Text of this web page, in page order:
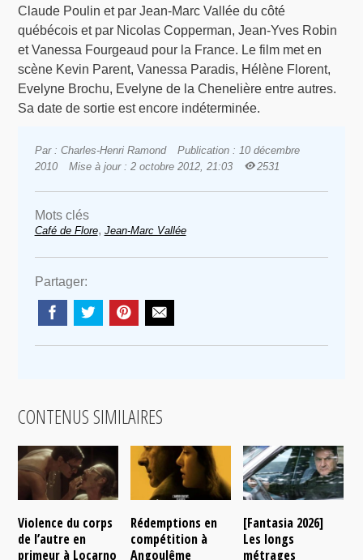
Claude Poulin et par Jean-Marc Vallée du côté
québécois et par Nicolas Copperman, Jean-Yves Robin
et Vanessa Fourgeaud pour la France. Le film met en
scène Kevin Parent, Vanessa Paradis, Hélène Florent,
Evelyne Brochu, Evelyne de la Chenelière entre autres.
Sa date de sortie est encore indéterminée.
Par : Charles-Henri Ramond
Publication : 10 décembre
2010
Mise à jour : 2 octobre 2012, 21:03 2531
Mots clés
Café de Flore, Jean-Marc Vallée
Partager:
CONTENUS SIMILAIRES
Violence du corps
de l’autre en
primeur à Locarno
Rédemptions en
compétition à
Angoulême
[Fantasia 2026]
Les longs
métrages